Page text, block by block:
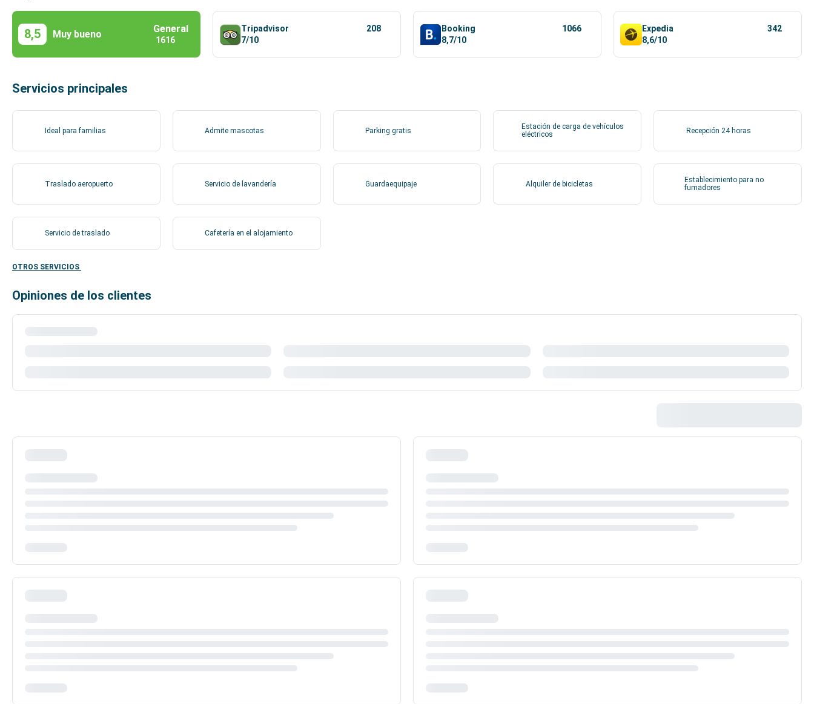
8,5 Muy bueno General
1616
Tripadvisor
7/10
208
Booking
8,7/10
1066
Expedia
8,6/10
342
Servicios principales
Ideal para familias Admite mascotas Parking gratis
Estación de carga de vehículos
eléctricos
Recepción 24 horas
Traslado aeropuerto Servicio de lavandería Guardaequipaje Alquiler de bicicletas
Establecimiento para no
fumadores
Servicio de traslado Cafetería en el alojamiento
OTROS SERVICIOS
Opiniones de los clientes